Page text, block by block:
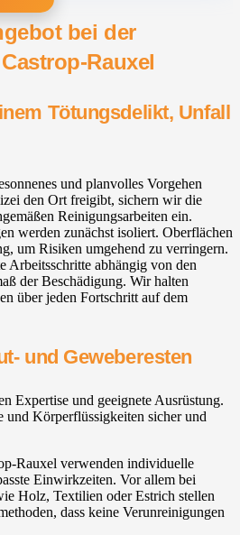
bei der
Rauxel
Tötungsdelikt, Unfall
und planvolles Vorgehen
den Ort freigibt, sichern wir die
Reinigungsarbeiten ein.
werden zunächst isoliert. Oberflächen
um Risiken umgehend zu verringern.
Arbeitsschritte abhängig von den
der Beschädigung. Wir halten
über jeden Fortschritt auf dem
und Geweberesten
Expertise und geeignete Ausrüstung.
und Körperflüssigkeiten sicher und
Rauxel verwenden individuelle
Einwirkzeiten. Vor allem bei
Holz, Textilien oder Estrich stellen
dass keine Verunreinigungen